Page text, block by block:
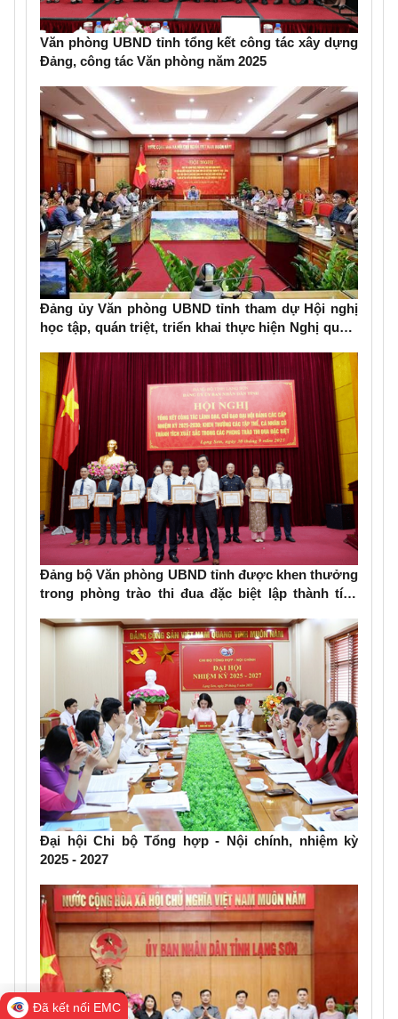
Văn phòng UBND tỉnh tổng kết công tác xây dựng
Đảng, công tác Văn phòng năm 2025
Đảng ủy Văn phòng UBND tỉnh tham dự Hội nghị
học tập, quán triệt, triển khai thực hiện Nghị quyết
kỳ 2025-2030
Đảng bộ Văn phòng UBND tỉnh được khen thưởng
trong phòng trào thi đua đặc biệt lập thành tích
Đại hội Chi bộ Tổng hợp - Nội chính, nhiệm kỳ
2025 - 2027
Đã kết nối EMC